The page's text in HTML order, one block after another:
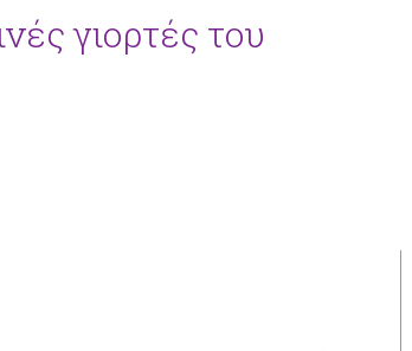
γιορτές του